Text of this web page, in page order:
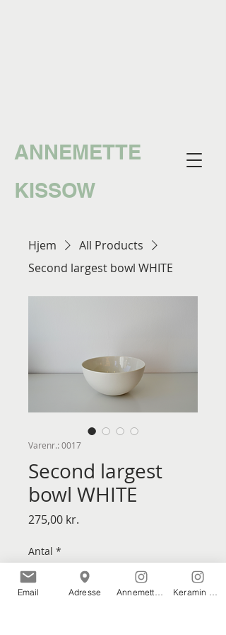
ANNEMETTE
KISSOW
Hjem
All Products
Second largest bowl WHITE
Varenr.: 0017
Second largest
bowl WHITE
275,00 kr.
Antal *
Email Adresse